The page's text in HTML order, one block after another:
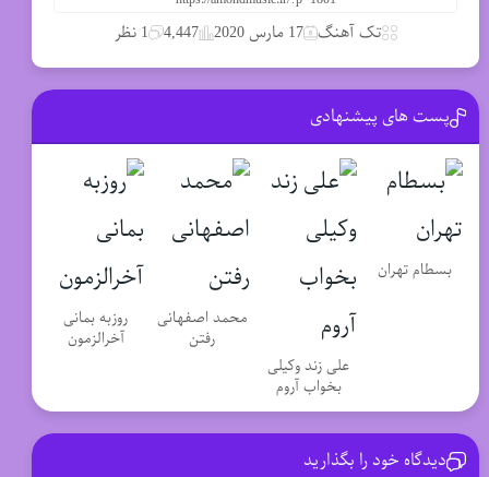
تک آهنگ 17 مارس 2020 4,447 1 نظر
پست های پیشنهادی
بسطام تهران
علی زند وکیلی
بخواب آروم
محمد اصفهانی
رفتن
روزبه بمانی
آخرالزمون
دیدگاه خود را بگذارید